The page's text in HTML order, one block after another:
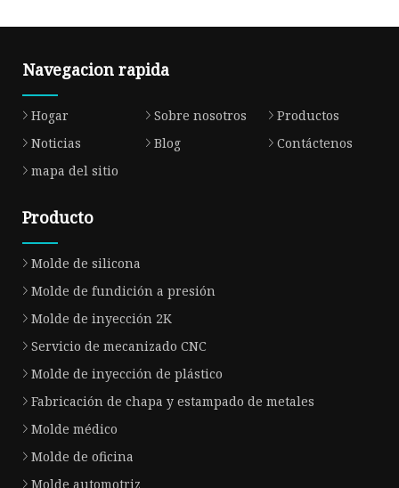
Navegacion rapida
Hogar Sobre nosotros
Productos
Noticias
Blog
Contáctenos
mapa del sitio
Producto
Molde de silicona
Molde de fundición a presión
Molde de inyección 2K
Servicio de mecanizado CNC
Molde de inyección de plástico
Fabricación de chapa y estampado de metales
Molde médico
Molde de oficina
Molde automotriz